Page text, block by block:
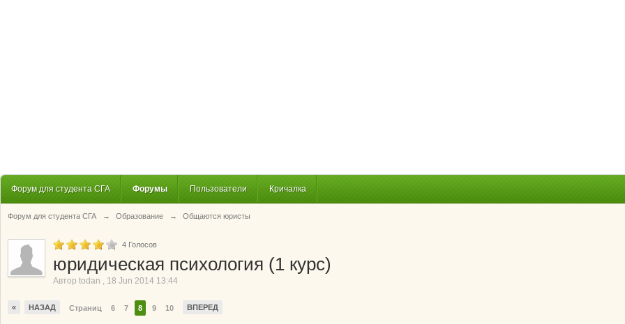
Форум для студента СГА Форумы Пользователи Кричалка
Форум для студента СГА → Образование → Общаются юристы
4 Голосов
юридическая психология (1 курс)
Автор todan , 18 Jun 2014 13:44
« НАЗАД Страниц 6 7 8 9 10 ВПЕРЕД